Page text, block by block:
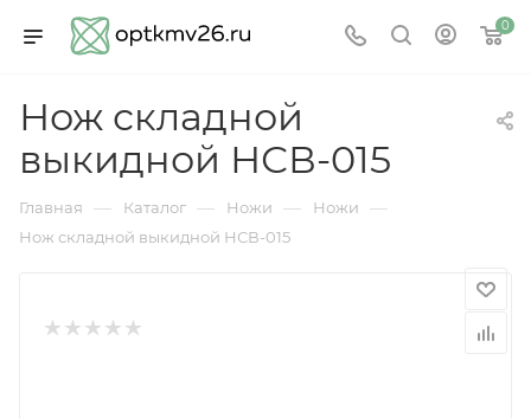
0
Нож складной
выкидной НСВ-015
Главная — Каталог — Ножи — Ножи —
Нож складной выкидной НСВ-015